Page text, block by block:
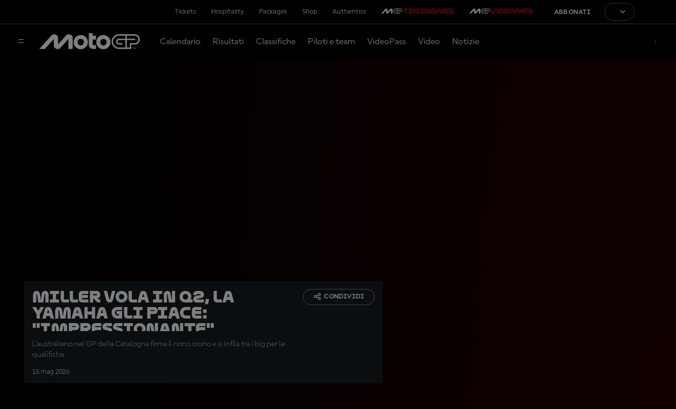
Tickets Hospitality Packages Shop Authentics ABBONATI
Calendario Risultati Classifiche Piloti e team VideoPass Video Notizie
Miller vola in Q2, la
Yamaha gli piace:
"Impressionante"
L'australiano nel GP della Catalogna firma il nono crono e si infila tra i big per le
qualifiche
15 mag 2026
CONDIVIDI